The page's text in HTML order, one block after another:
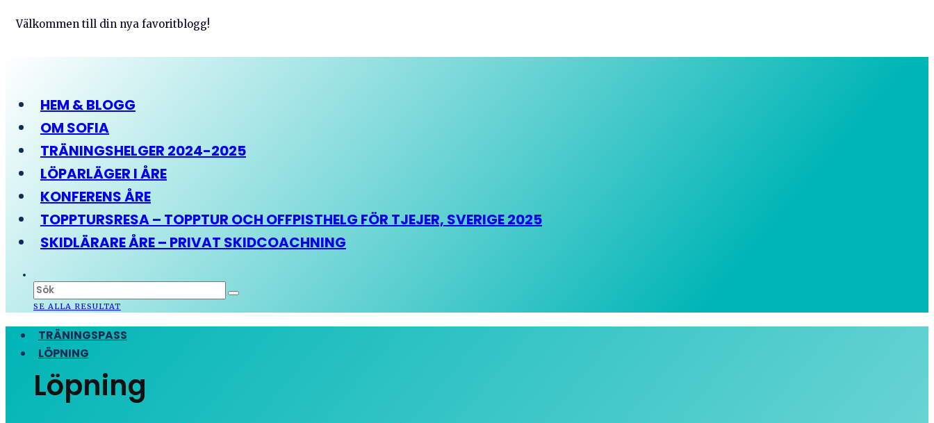
Välkommen till din nya favoritblogg!
HEM & BLOGG
OM SOFIA
TRÄNINGSHELGER 2024-2025
LÖPARLÄGER I ÅRE
KONFERENS ÅRE
TOPPTURSRESA – TOPPTUR OCH OFFPISTHELG FÖR TJEJER, SVERIGE 2025
SKIDLÄRARE ÅRE – PRIVAT SKIDCOACHNING
SE ALLA RESULTAT
TRÄNINGSPASS
LÖPNING
Löpning